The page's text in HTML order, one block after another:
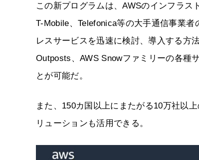
この新プログラムは、AWSのインフラス
T-Mobile、Telefonica等の大手通信事業
レスサービスを迅速に検討、導入する方
Outposts、AWS Snowファミリーの各種
とが可能だ。
また、150カ国以上にまたがる10万社以
リューションも活用できる。